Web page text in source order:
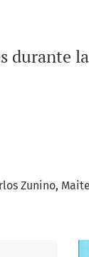
durante
Zunino